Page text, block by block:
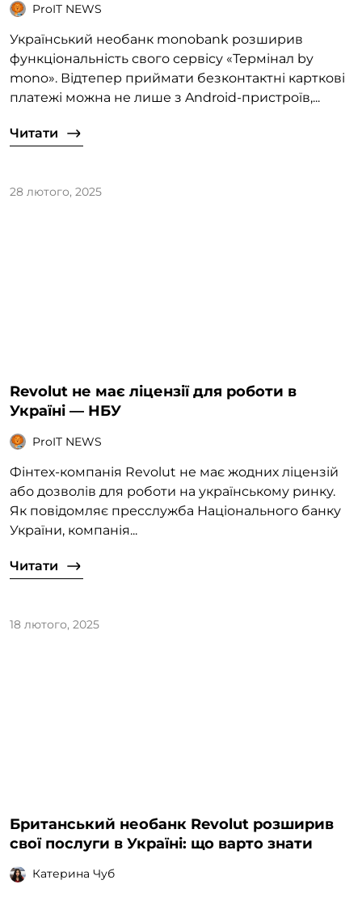
ProIT NEWS
Український необанк monobank розширив
функціональність свого сервісу «Термінал by
mono». Відтепер приймати безконтактні карткові
платежі можна не лише з Android-пристроїв,...
Читати
28 лютого, 2025
Revolut не має ліцензії для роботи в
Україні — НБУ
ProIT NEWS
Фінтех-компанія Revolut не має жодних ліцензій
або дозволів для роботи на українському ринку.
Як повідомляє пресслужба Національного банку
України, компанія...
Читати
18 лютого, 2025
Британський необанк Revolut розширив
свої послуги в Україні: що варто знати
Катерина Чуб